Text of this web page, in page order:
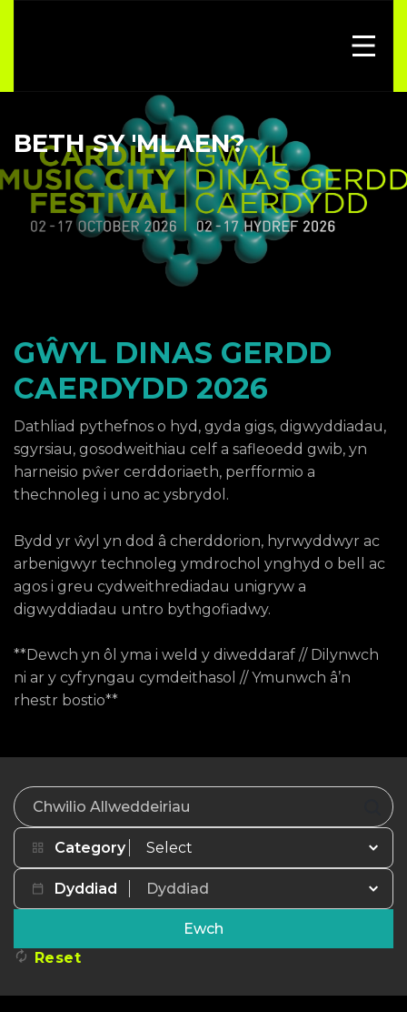
BETH SY 'MLAEN?
GŴYL DINAS GERDD
CAERDYDD 2026
Dathliad pythefnos o hyd, gyda gigs, digwyddiadau,
sgyrsiau, gosodweithiau celf a safleoedd gwib, yn
harneisio pŵer cerddoriaeth, perfformio a
thechnoleg i uno ac ysbrydol.
Bydd yr ŵyl yn dod â cherddorion, hyrwyddwyr ac
arbenigwyr technoleg ymdrochol ynghyd o bell ac
agos i greu cydweithrediadau unigryw a
digwyddiadau untro bythgofiadwy.
**Dewch yn ôl yma i weld y diweddaraf // Dilynwch
ni ar y cyfryngau cymdeithasol // Ymunwch â’n
rhestr bostio**
Chwilio
Allweddeiriau
Category
Dyddiad
Ewch
Reset